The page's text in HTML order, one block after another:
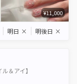
¥11,000
明日 × 明後日 ×
＆アイ】